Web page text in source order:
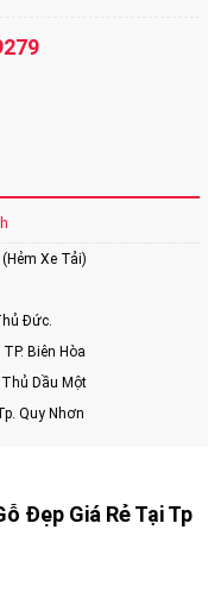
Xe Tải)
Đức.
Biên Hòa
Dầu Một
Quy Nhơn
Đẹp Giá Rẻ Tại Tp